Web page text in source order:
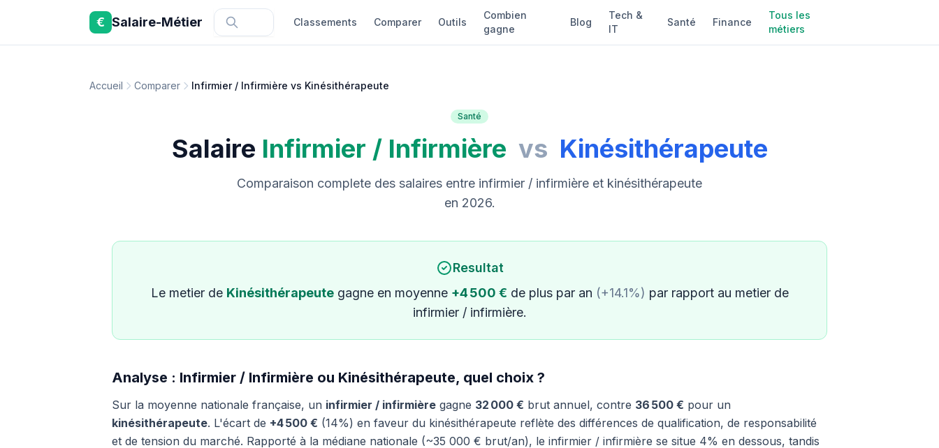
Aller au contenu principal
€ Salaire-Métier Classements Comparer Outils
Combien
gagne
Blog
Tech &
IT
Santé Finance
Tous les
métiers
Accueil Comparer Infirmier / Infirmière vs Kinésithérapeute
Santé
Salaire Infirmier / Infirmière vs Kinésithérapeute
Comparaison complete des salaires entre infirmier / infirmière et kinésithérapeute
en 2026.
Resultat
Le metier de Kinésithérapeutegagne en moyenne +4 500 € de plus par an (+14.1%) par rapport au metier de
infirmier / infirmière.
Analyse : Infirmier / Infirmière ou Kinésithérapeute, quel choix ?
Sur la moyenne nationale française, un infirmier / infirmière gagne 32 000 € brut annuel, contre 36 500 € pour un
kinésithérapeute. L'écart de +4 500 € (14%) en faveur du kinésithérapeute reflète des différences de qualification, de responsabilité
et de tension du marché. Rapporté à la médiane nationale (~35 000 € brut/an), le infirmier / infirmière se situe 4% en dessous, tandis